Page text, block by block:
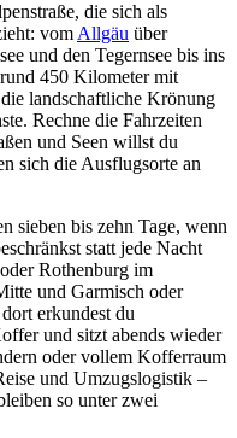
die sich als
vom Allgäu über
und den Tegernsee bis ins
450 Kilometer mit
landschaftliche Krönung
Rechne die Fahrzeiten
und Seen willst du
sich die Ausflugsorte an
sieben bis zehn Tage, wenn
statt jede Nacht
oder Rothenburg im
und Garmisch oder
erkundest du
und sitzt abends wieder
oder vollem Kofferraum
und Umzugslogistik –
so unter zwei